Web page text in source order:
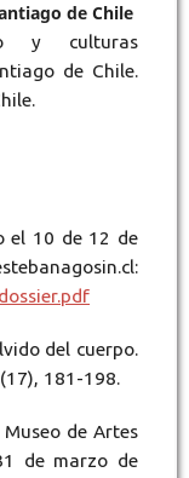
de Chile
y culturas
de Chile.
el 10 de 12 de
del cuerpo.
181-198.
de Artes
de marzo de